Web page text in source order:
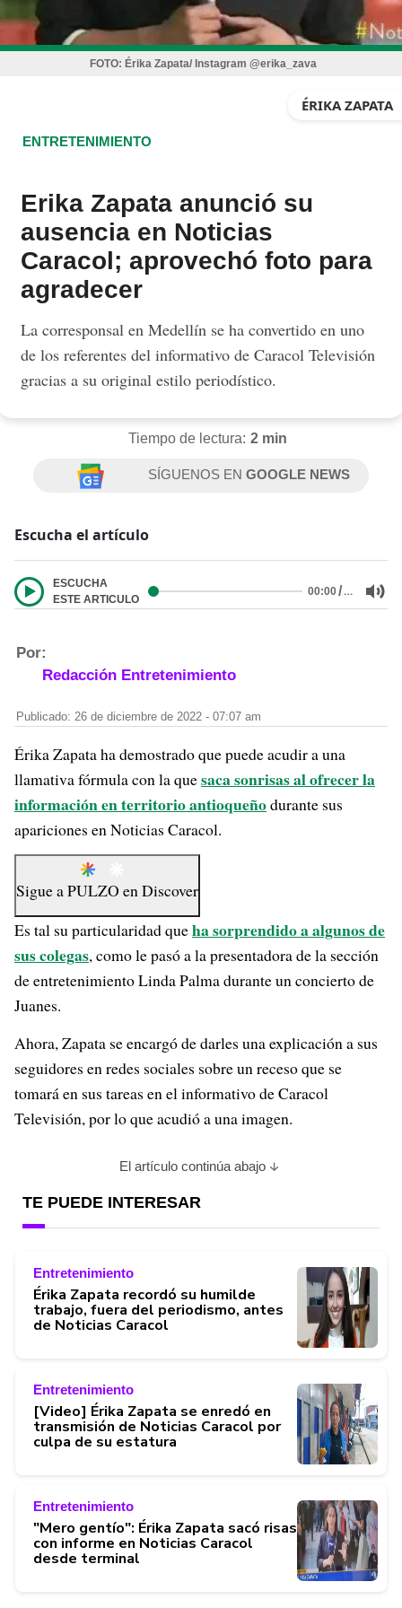
FOTO: Érika Zapata/ Instagram @erika_zava
ÉRIKA ZAPATA
ENTRETENIMIENTO
Erika Zapata anunció su
ausencia en Noticias
Caracol; aprovechó foto para
agradecer
La corresponsal en Medellín se ha convertido en uno
de los referentes del informativo de Caracol Televisión
gracias a su original estilo periodístico.
Tiempo de lectura: 2 min
SÍGUENOS ENGOOGLE NEWS
Escucha el artículo
ESCUCHA
ESTE ARTICULO
00:00/…
Por:
Redacción Entretenimiento
Publicado: 26 de diciembre de 2022 - 07:07 am
Érika Zapata ha demostrado que puede acudir a una
llamativa fórmula con la quesaca sonrisas al ofrecer la
información en territorio antioqueñodurante sus
apariciones en Noticias Caracol.
Sigue aPULZO enDiscover
Es tal su particularidad queha sorprendido a algunos de
sus colegas, como le pasó a la presentadora de la sección
de entretenimiento Linda Palma durante un concierto de
Juanes.
Ahora, Zapata se encargó de darles una explicación a sus
seguidores en redes sociales sobre un receso que se
tomará en sus tareas en el informativo de Caracol
Televisión, por lo que acudió a una imagen.
El artículo continúa abajo
TE PUEDE INTERESAR
Entretenimiento
Érika Zapata recordó su humilde
trabajo, fuera del periodismo, antes
de Noticias Caracol
Entretenimiento
[Video] Érika Zapata se enredó en
transmisión de Noticias Caracol por
culpa de su estatura
Entretenimiento
"Mero gentío": Érika Zapata sacó risas
con informe en Noticias Caracol
desde terminal